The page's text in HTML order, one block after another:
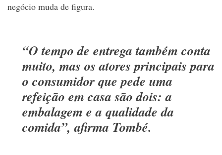
negócio muda de figura.
“O tempo de entrega também conta
muito, mas os atores principais para
o consumidor que pede uma
refeição em casa são dois: a
embalagem e a qualidade da
comida”, afirma Tombé.